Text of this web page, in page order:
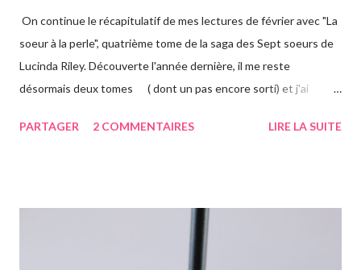
On continue le récapitulatif de mes lectures de février avec "La
soeur à la perle", quatrième tome de la saga des Sept soeurs de
Lucinda Riley. Découverte l'année dernière, il me reste
désormais deux tomes ( dont un pas encore sorti) et j'ai
avez pu le voir précédemment sur le blog. Cette fois-ci on suit la
campagne anglaise, elle va quant à elle partir à l'autre bout du
globe. Habituée à voyager, mais jamais seule, ce long courrier lui
PARTAGER 2 COMMENTAIRES LIRE LA SUITE